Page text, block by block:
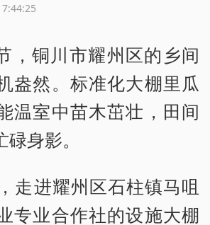
，铜川市耀州区的乡间
盎然。标准化大棚里瓜
温室中苗木茁壮，田间
身影。
走进耀州区石柱镇马咀
专业合作社的设施大棚